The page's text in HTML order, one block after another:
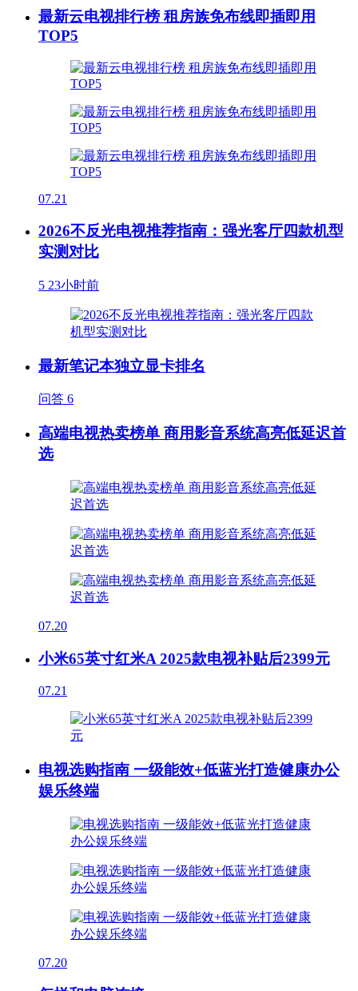
最新云电视排行榜 租房族免布线即插即用
TOP5
07.21
2026不反光电视推荐指南：强光客厅四款机型
实测对比
5 23小时前
最新笔记本独立显卡排名
问答 6
高端电视热卖榜单 商用影音系统高亮低延迟首
选
07.20
小米65英寸红米A 2025款电视补贴后2399元
07.21
电视选购指南 一级能效+低蓝光打造健康办公
娱乐终端
07.20